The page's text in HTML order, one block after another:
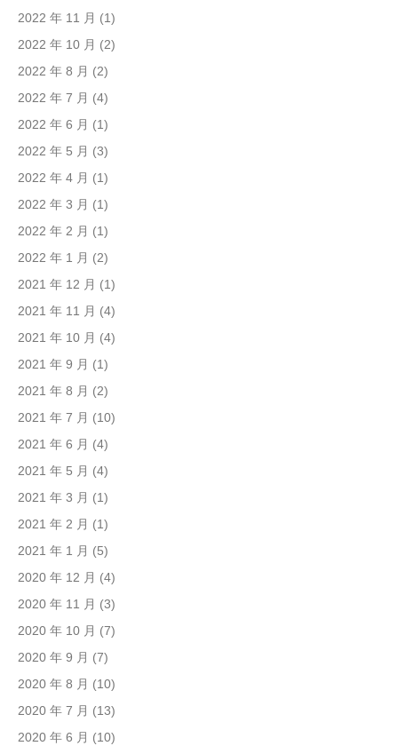
2022 年 11 月 (1)
2022 年 10 月 (2)
2022 年 8 月 (2)
2022 年 7 月 (4)
2022 年 6 月 (1)
2022 年 5 月 (3)
2022 年 4 月 (1)
2022 年 3 月 (1)
2022 年 2 月 (1)
2022 年 1 月 (2)
2021 年 12 月 (1)
2021 年 11 月 (4)
2021 年 10 月 (4)
2021 年 9 月 (1)
2021 年 8 月 (2)
2021 年 7 月 (10)
2021 年 6 月 (4)
2021 年 5 月 (4)
2021 年 3 月 (1)
2021 年 2 月 (1)
2021 年 1 月 (5)
2020 年 12 月 (4)
2020 年 11 月 (3)
2020 年 10 月 (7)
2020 年 9 月 (7)
2020 年 8 月 (10)
2020 年 7 月 (13)
2020 年 6 月 (10)